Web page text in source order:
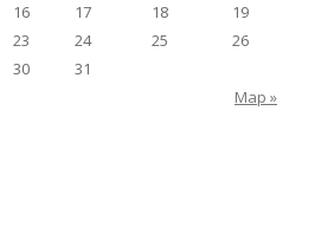
Мар »
16 17 18
19
23 24 25
26
30 31